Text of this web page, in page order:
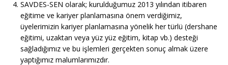
SAVDES-SEN olarak; kurulduğumuz 2013 yılından itibaren
eğitime ve kariyer planlamasına önem verdiğimiz,
üyelerimizin kariyer planlamasına yönelik her türlü (dershane
eğitimi, uzaktan veya yüz yüz eğitim, kitap vb.) desteği
sağladığımız ve bu işlemleri gerçekten sonuç almak üzere
yaptığımız malumlarımızdır.